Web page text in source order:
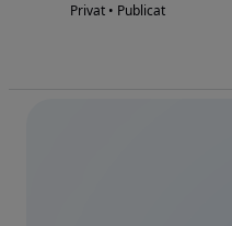
Privat • Publicat